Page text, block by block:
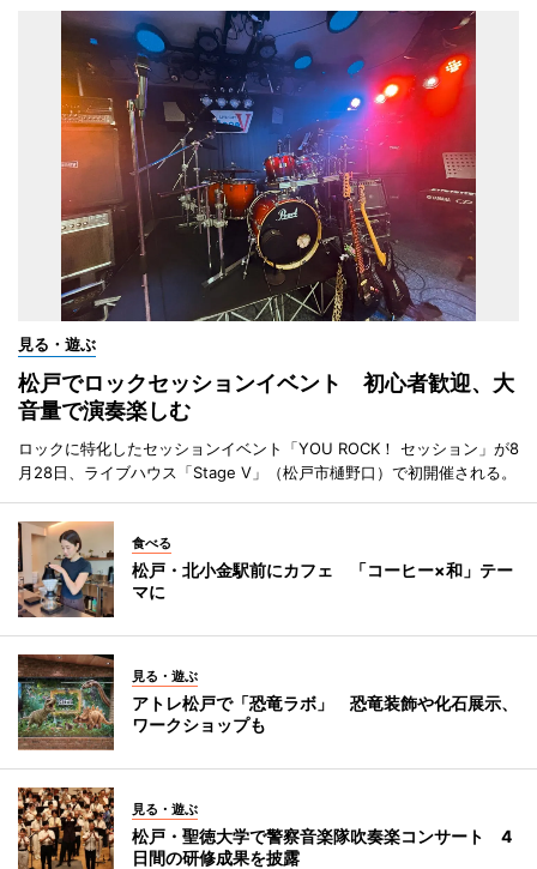
見る・遊ぶ
松戸でロックセッションイベント 初心者歓迎、大
音量で演奏楽しむ
ロックに特化したセッションイベント「YOU ROCK！ セッション」が8
月28日、ライブハウス「Stage V」（松戸市樋野口）で初開催される。
食べる
松戸・北小金駅前にカフェ 「コーヒー×和」テー
マに
見る・遊ぶ
アトレ松戸で「恐竜ラボ」 恐竜装飾や化石展示、
ワークショップも
見る・遊ぶ
松戸・聖徳大学で警察音楽隊吹奏楽コンサート 4
日間の研修成果を披露